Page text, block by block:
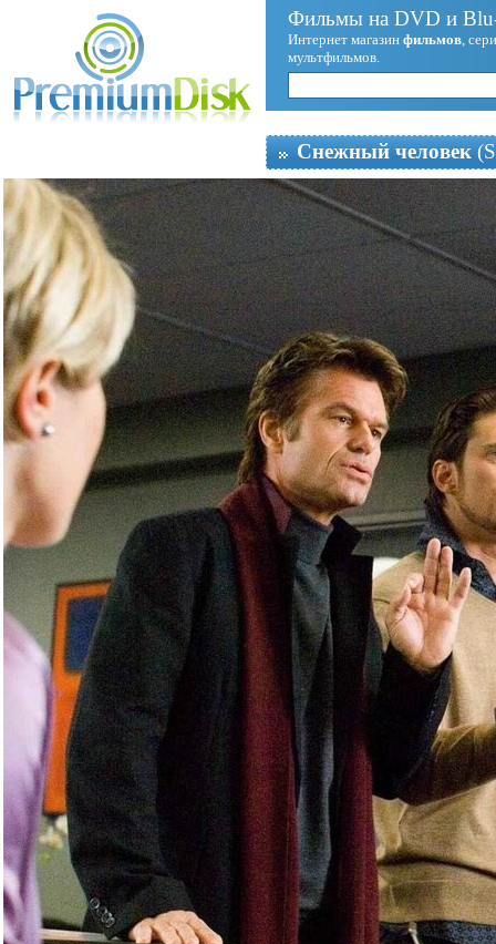
Фильмы на DVD и
Интернет магазин фильмов,
мультфильмов.
Снежный человек